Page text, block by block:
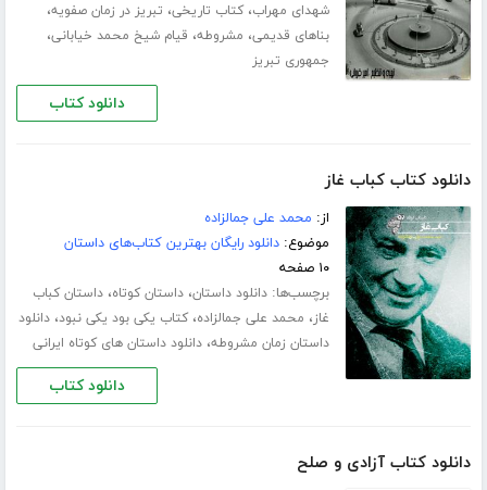
شهدای مهراب،کتاب تاریخی، تبریز در زمان صفویه،
بناهای قدیمی، مشروطه، قیام شیخ محمد خیابانی،
جمهوری تبریز
دانلود کتاب
دانلود کتاب کباب غاز
از: محمد علی جمالزاده
موضوع:دانلود رایگان بهترین کتاب‌های داستان
۱۰ صفحه
برچسب‌ها:دانلود داستان،داستان کوتاه،داستان کباب
غاز، محمد على جمالزاده،کتاب یکی بود یکی نبود،دانلود
داستان زمان مشروطه،دانلود داستان های کوتاه ایرانی
دانلود کتاب
دانلود کتاب آزادی و صلح